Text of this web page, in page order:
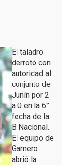
El taladro
derrotó con
autoridad al
conjunto de
Junín por 2
a 0 en la 6°
fecha de la
B Nacional.
El equipo de
Garnero
abrió la